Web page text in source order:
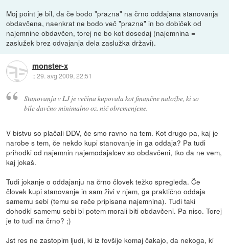
Moj point je bil, da če bodo "prazna" na črno oddajana stanovanja
obdavčena, naenkrat ne bodo več "prazna" in bo dobiček od
najemnine obdavčen, torej ne bo kot dosedaj (najemnina =
zaslužek brez odvajanja dela zaslužka državi).
monster-x
::29. avg 2009, 22:51
Stanovanja v LJ je večina kupovala kot finančne naložbe, ki so
bile davčno minimalno oz. nič obremenjene.
V bistvu so plačali DDV, če smo ravno na tem. Kot drugo pa, kaj je
narobe s tem, če nekdo kupi stanovanje in ga oddaja? Pa tudi
prihodki od najemnin najemodajalcev so obdavčeni, tko da ne vem,
kaj jokaš.
Tudi jokanje o oddajanju na črno človek težko spregleda. Če
človek kupi stanovanje in sam živi v njem, ga praktično oddaja
samemu sebi (temu se reče pripisana najemnina). Tudi taki
dohodki samemu sebi bi potem morali biti obdavčeni. Pa niso. Torej
je to tudi na črno? ;)
Jst res ne zastopim ljudi, ki iz fovšije komaj čakajo, da nekoga, ki